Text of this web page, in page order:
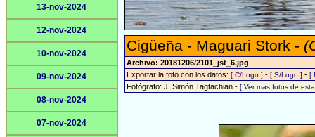
13-nov-2024
12-nov-2024
10-nov-2024
09-nov-2024
08-nov-2024
07-nov-2024
Cigüeña - Maguari Stork -
Archivo: 20181206/2101_jst_6.jpg
Exportar la foto con los datos: [ C/Logo ] - [ S/Logo ] - [
Fotógrafo: J. Simón Tagtachian - [ Ver más fotos de